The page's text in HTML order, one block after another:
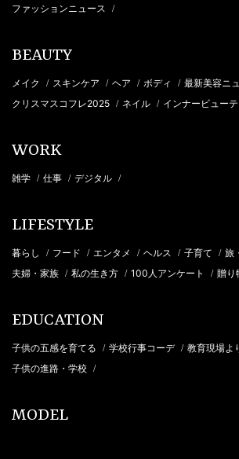
ファッションニュース /
BEAUTY
メイク / スキンケア / ヘア / ボディ / 最新美容ニ
クリスマスコフレ2025 / ネイル / インナービューテ
WORK
雑学 / 仕事 / デジタル /
LIFESTYLE
暮らし / フード / エンタメ / ヘルス / 子育て / 旅
夫婦・家族 / 私の生き方 / 100人アンケート / 贈り
EDUCATION
子供の五感を育てる / 学校行事コーデ / 教育現場よ
子供の進路・学校 /
MODEL